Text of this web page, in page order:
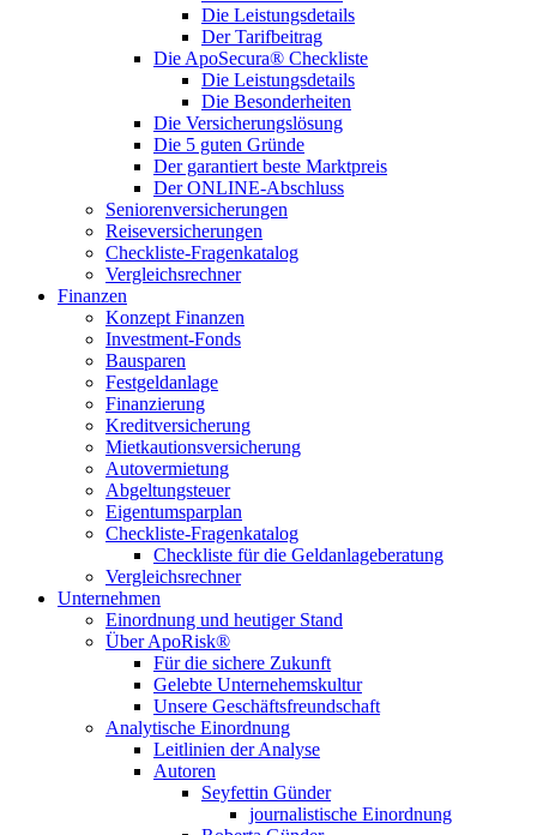
Die Leistungsdetails
Der Tarifbeitrag
Die ApoSecura® Checkliste
Die Leistungsdetails
Die Besonderheiten
Die Versicherungslösung
Die 5 guten Gründe
Der garantiert beste Marktpreis
Der ONLINE-Abschluss
Seniorenversicherungen
Reiseversicherungen
Checkliste-Fragenkatalog
Vergleichsrechner
Finanzen
Konzept Finanzen
Investment-Fonds
Bausparen
Festgeldanlage
Finanzierung
Kreditversicherung
Mietkautionsversicherung
Autovermietung
Abgeltungsteuer
Eigentumsparplan
Checkliste-Fragenkatalog
Checkliste für die Geldanlageberatung
Vergleichsrechner
Unternehmen
Einordnung und heutiger Stand
Über ApoRisk®
Für die sichere Zukunft
Gelebte Unternehemskultur
Unsere Geschäftsfreundschaft
Analytische Einordnung
Leitlinien der Analyse
Autoren
Seyfettin Günder
journalistische Einordnung